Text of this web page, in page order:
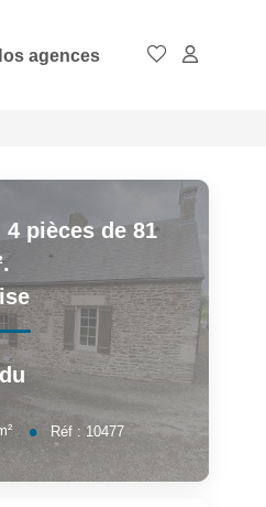
agences
4 pièces de 81
Réf : 10477